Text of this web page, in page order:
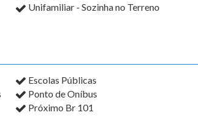
Unifamiliar - Sozinha no Terreno
Escolas Públicas
Ponto de Oníbus
Próximo Br 101